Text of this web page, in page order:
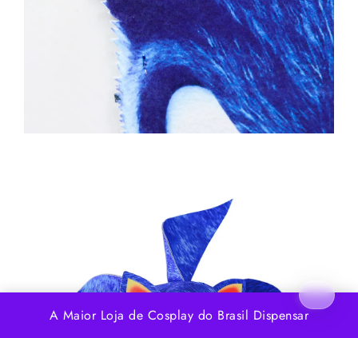
A Maior Loja de Cosplay do Brasil Dispensar